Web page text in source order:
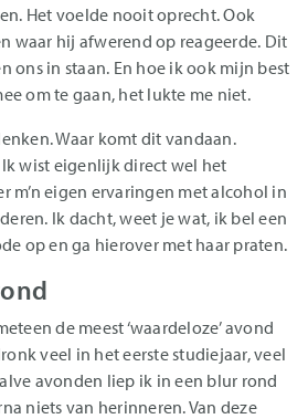
Het voelde nooit oprecht. Ook
waar hij afwerend op reageerde. Dit
ons in staan. En hoe ik ook mijn best
om te gaan, het lukte me niet.
Waar komt dit vandaan.
wist eigenlijk direct wel het
m’n eigen ervaringen met alcohol in
Ik dacht, weet je wat, ik bel een
op en ga hierover met haar praten.
de meest ‘waardeloze’ avond
veel in het eerste studiejaar, veel
avonden liep ik in een blur rond
niets van herinneren. Van deze